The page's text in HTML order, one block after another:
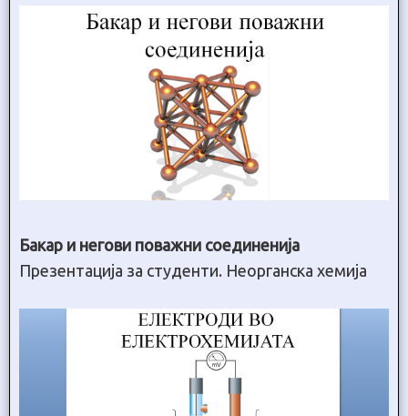
Бакар и негови поважни соединенија
Презентација за студенти. Неорганска хемија